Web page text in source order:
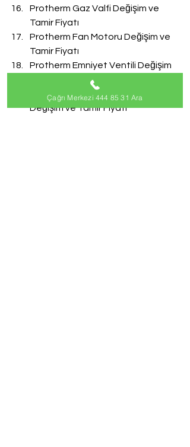
Protherm Gaz Valfi Değişim ve
Tamir Fiyatı
Protherm Fan Motoru Değişim ve
Tamir Fiyatı
Protherm Emniyet Ventili Değişim
ve Tamir Fiyatı
Protherm Doldurma Musluğu
Değişim ve Tamir Fiyatı
Çağrı Merkezi 444 85 31 Ara